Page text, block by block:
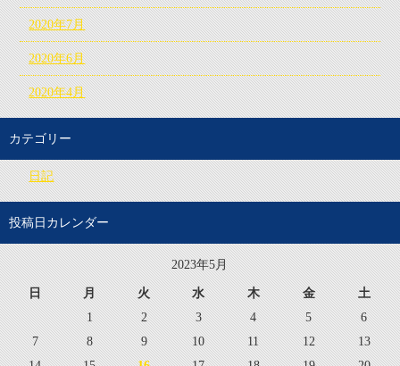
2020年7月
2020年6月
2020年4月
カテゴリー
日記
投稿日カレンダー
2023年5月
日 月 火 水 木 金
土
1
2 3 4 5
6
7
8 9 10 11 12
13